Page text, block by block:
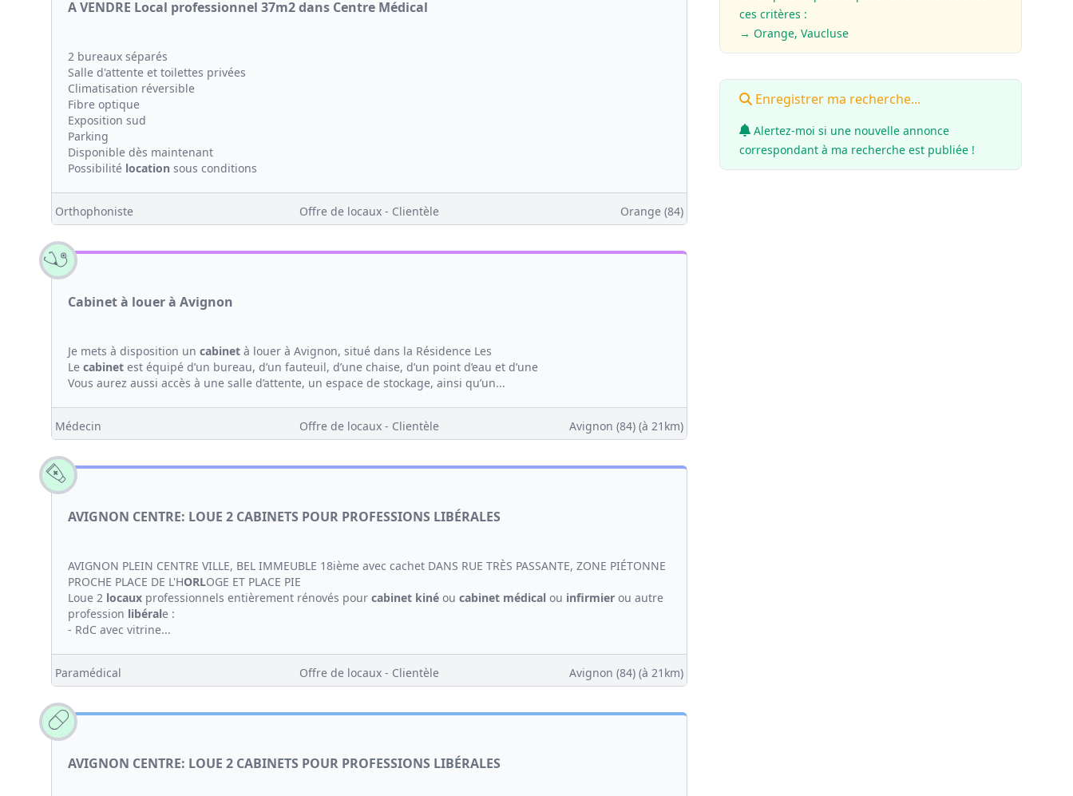
A VENDRE Local professionnel 37m2 dans Centre Médical
2 bureaux séparés
Salle d'attente et toilettes privées
Climatisation réversible
Fibre optique
Exposition sud
Parking
Disponible dès maintenant
Possibilité location sous conditions
Orthophoniste Offre de locaux - Clientèle Orange (84)
Cabinet à louer à Avignon
Je mets à disposition un cabinet à louer à Avignon, situé dans la Résidence Les
Le cabinet est équipé d’un bureau, d’un fauteuil, d’une chaise, d’un point d’eau et d’une
Vous aurez aussi accès à une salle d’attente, un espace de stockage, ainsi qu’un...
Médecin Offre de locaux - Clientèle Avignon (84)(à 21km)
AVIGNON CENTRE: LOUE 2 CABINETS POUR PROFESSIONS LIBÉRALES
AVIGNON PLEIN CENTRE VILLE, BEL IMMEUBLE 18ième avec cachet DANS RUE TRÈS PASSANTE, ZONE PIÉTONNE
PROCHE PLACE DE L'HORLOGE ET PLACE PIE
Loue 2 locaux professionnels entièrement rénovés pour cabinet kiné ou cabinet médical ou infirmier ou autre
profession libérale :
- RdC avec vitrine...
Paramédical Offre de locaux - Clientèle Avignon (84)(à 21km)
AVIGNON CENTRE: LOUE 2 CABINETS POUR PROFESSIONS LIBÉRALES
ces critères :
→ Orange, Vaucluse
Enregistrer ma recherche...
Alertez-moi si une nouvelle annonce
correspondant à ma recherche est publiée !